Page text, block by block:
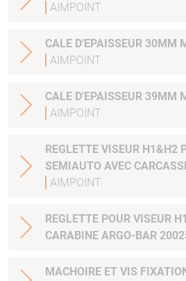
AIMPOINT
AIMPOINT
CALE D'EPAISSEUR 39MM
AIMPOINT
REGLETTE VISEUR H1&H2
SEMIAUTO AVEC
AIMPOINT
REGLETTE POUR VISEUR H1 / H2 / ACRO / MICRO
CARABINE ARGO-BAR
MACHOIRE ET VIS